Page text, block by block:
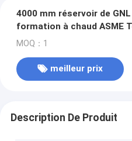
4000 mm réservoir de
formation à chaud ASME
récipient
MOQ：1
meilleur prix
Description De Produit